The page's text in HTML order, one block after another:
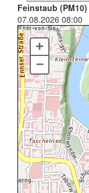
Feinstaub (PM10)
07.08.2026 08:00
+
–